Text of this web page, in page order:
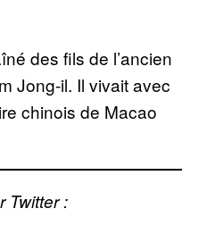
des fils de l’ancien
Jong-il. Il vivait avec
chinois de Macao
Twitter :